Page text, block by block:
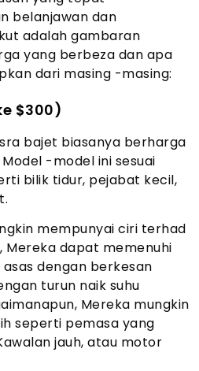
belanjawan dan
adalah gambaran
yang berbeza dan apa
dari masing -masing:
$300)
bajet biasanya berharga
-model ini sesuai
bilik tidur, pejabat kecil,
mempunyai ciri terhad
Mereka dapat memenuhi
dengan berkesan
turun naik suhu
Mereka mungkin
seperti pemasa yang
jauh, atau motor